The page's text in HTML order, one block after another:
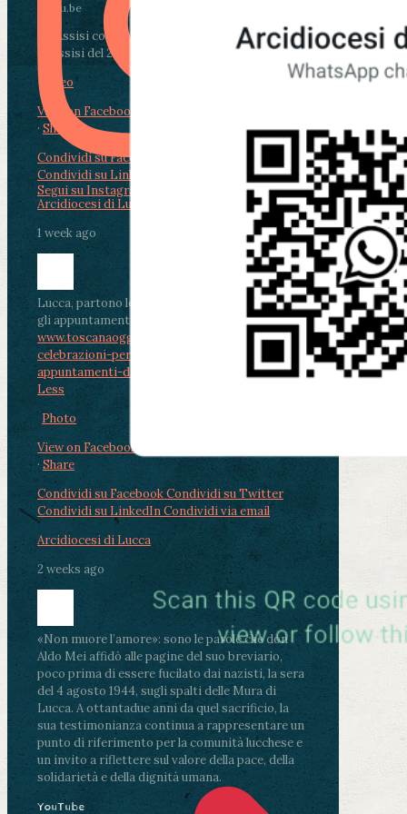
youtu.be
Da Assisi con i giovani per Celebrare il Perdono
di Assisi del 2 Ag...
Video
View on Facebook
· Share
Condividi su Facebook
Condividi su LinkedIn
Condividi via email
Arcidiocesi di Lucca
1 week ago
Lucca, partono le celebrazioni per don Aldo Mei:
gli appuntamenti dal 2 al 4 agosto
www.toscanaoggi.it/lucca-partono-le-
celebrazioni-per-don-aldo-mei-gli-
appuntamenti-dal-2-al-4-ago...
See MoreSee
Less
Photo
View on Facebook
· Share
Condividi su FacebookCondividi su Twitter
Condividi su LinkedInCondividi via email
Arcidiocesi di Lucca
2 weeks ago
«Non muore l’amore»: sono le parole che don
Aldo Mei affidò alle pagine del suo breviario,
poco prima di essere fucilato dai nazisti, la sera
del 4 agosto 1944, sugli spalti delle Mura di
Lucca. A ottantadue anni da quel sacrificio, la
sua testimonianza continua a rappresentare un
punto di riferimento per la comunità lucchese e
un invito a riflettere sul valore della pace, della
solidarietà e della dignità umana.
Segui su Instagram
YouTube